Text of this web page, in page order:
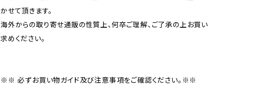
かせて頂きます。
海外からの取り寄せ通販の性質上、何卒ご理解、ご了承の上お買い
求めください。
※※ 必ずお買い物ガイド及び注意事項をご確認ください。※※